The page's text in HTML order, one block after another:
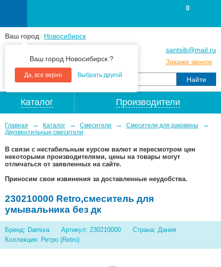
Ваш город: Новосибирск
Ваш город Новосибирск ?
Да, все верно Выбрать другой
+7(383) 213 79 30
santsib@mail.ru
Закажи звонок
0
Каталог Производители
Главная → Каталог → Смесители → Смесители для раковины →
Двухвентильные смесители
В связи с нестабильным курсом валют и пересмотром цен
некоторыми производителями, цены на товары могут
отличаться от заявленных на сайте.
Приносим свои извинения за доставленные неудобства.
230210000 Retro,смеситель для
умывальника без дк
Бренд: Damixa Артикул: 230210000
Страна: Дания
Коллекция: Ретро (Retro)